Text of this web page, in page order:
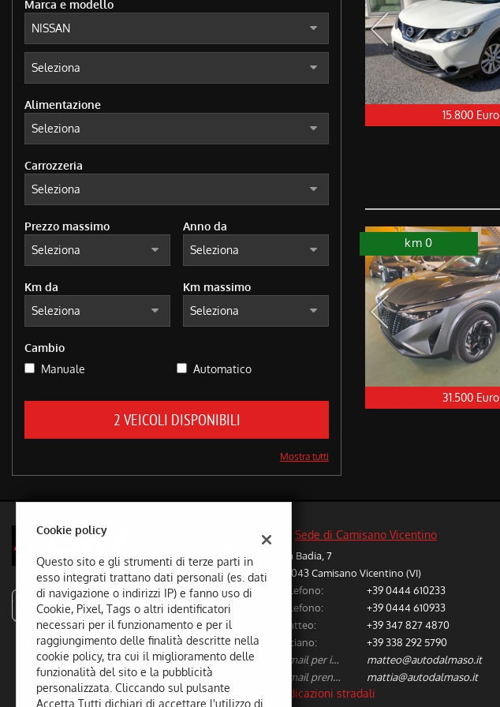
Marca e modello
Alimentazione
Carrozzeria
Prezzo massimo Anno da
Km da Km massimo
Cambio
Manuale
Automatico
2 VEICOLI DISPONIBILI
Mostra tutti
15.800 Euro
31.500 Euro
km 0
autodalmaso
Sede di Camisano Vicentino
Via Badia, 7
36043 Camisano Vicentino (VI)
Telefono:
+39 0444 610233
Telefono:
+39 0444 610933
Matteo:
+39 347 827 4870
Luciano:
+39 338 292 5790
E-mail per info vetture nuove/usate:
matteo@autodalmaso.it
E-mail prenotazione/preventivi riparazioni:
mattia@autodalmaso.it
Indicazioni stradali
Cookie policy
Questo sito e gli strumenti di terze parti in
esso integrati trattano dati personali (es. dati
di navigazione o indirizzi IP) e fanno uso di
Cookie, Pixel, Tags o altri identificatori
necessari per il funzionamento e per il
raggiungimento delle finalità descritte nella
cookie policy, tra cui il miglioramento delle
funzionalità del sito e la pubblicità
personalizzata. Cliccando sul pulsante
Accetta Tutti dichiari di accettare l'utilizzo di
tracciamento
che
adottiamo
per
offrire
le
funzionalità
e
svolgere
le
attività
seguito
Per
maggiori
sull'utilità
di
questi
di
cookie
rivedere
modificare
scelte
qualsiasi
momento.